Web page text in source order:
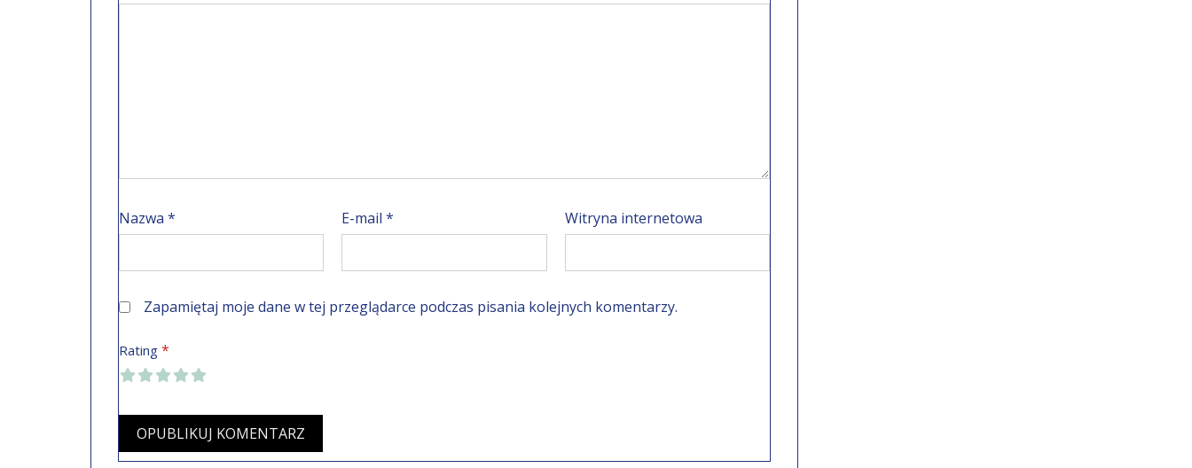
Nazwa * E-mail* Witryna internetowa
Zapamiętaj moje dane w tej przeglądarce podczas pisania kolejnych komentarzy.
Rating *